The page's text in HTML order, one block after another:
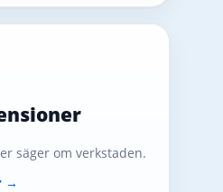
säger om verkstaden.
→